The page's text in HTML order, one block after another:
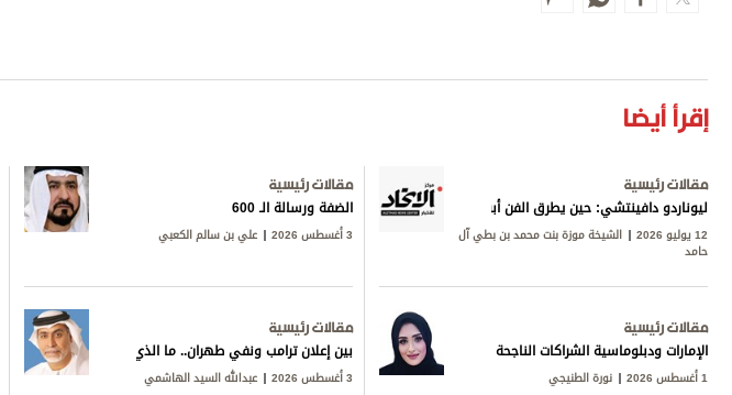
إقرأ أيضا
مقالات رئيسية
ليوناردو دافينتشي: حين يطرق الفن أبواب المعرفة
12 يوليو 2026 الشيخة موزة بنت محمد بن بطي آل
حامد
مقالات رئيسية
الضفة ورسالة الـ 600
3 أغسطس 2026 علي بن سالم الكعبي
مقالات رئيسية
الإمارات ودبلوماسية الشراكات الناجحة
1 أغسطس 2026 نورة الطنيجي
مقالات رئيسية
بين إعلان ترامب ونفي طهران.. ما الذي يجري خلف المفاوضات؟
3 أغسطس 2026 عبدالله السيد الهاشمي